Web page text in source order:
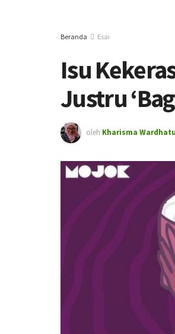
Beranda Esai
Isu
Justru
oleh Kharisma